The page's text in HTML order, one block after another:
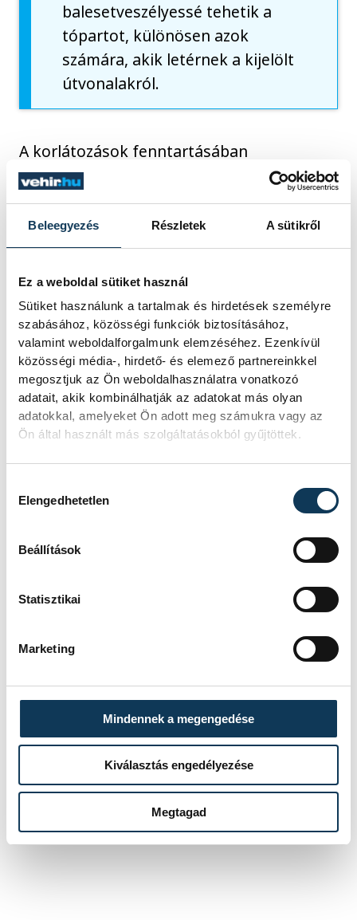
Beleegyezés Részletek A sütikről
Ez a weboldal sütiket használ
Sütiket használunk a tartalmak és hirdetések személyre
szabásához, közösségi funkciók biztosításához,
valamint weboldalforgalmunk elemzéséhez. Ezenkívül
közösségi média-, hirdető- és elemező partnereinkkel
megosztjuk az Ön weboldalhasználatra vonatkozó
adatait, akik kombinálhatják az adatokat más olyan
adatokkal, amelyeket Ön adott meg számukra vagy az
Ön által használt más szolgáltatásokból gyűjtöttek.
Elengedhetetlen
Beállítások
Statisztikai
Marketing
Mindennek a megengedése
Kiválasztás engedélyezése
Megtagad
balesetveszélyessé tehetik a
tópartot, különösen azok
számára, akik letérnek a kijelölt
útvonalakról.
A korlátozások fenntartásában
természetvédelmi okok is szerepet
játszanak. A Belső-tó környéke számos
védett madárfaj fontos élőhelye, és
jelenleg több faj költési időszaka zajlik. A
zavarásra.
A nemzeti park ezért arra kéri a
kirándulókat és természetjárókat, hogy
tartsák be a kijelölt útvonalakat, és ne
lépjenek be a lezárt részekre. A
szakemberek szerint a költési időszak
zavartalansága kulcsfontosságú a helyi
szempontjából.
vehir.hu